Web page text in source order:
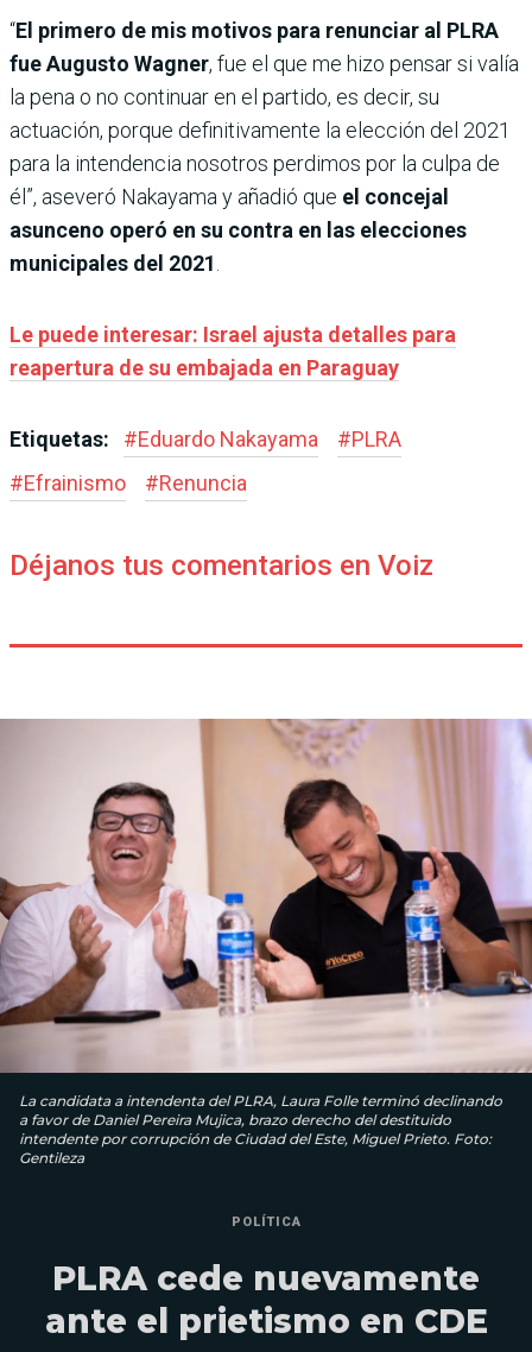
“El primero de mis motivos para renunciar al PLRA
fue Augusto Wagner, fue el que me hizo pensar si valía
la pena o no continuar en el partido, es decir, su
actuación, porque definitivamente la elección del 2021
para la intendencia nosotros perdimos por la culpa de
él”, aseveró Nakayama y añadió que el concejal
asunceno operó en su contra en las elecciones
municipales del 2021
Le puede interesar: Israel ajusta detalles para
reapertura de su embajada en Paraguay
Etiquetas: #Eduardo Nakayama #PLRA
#Efrainismo #Renuncia
Déjanos tus comentarios en Voiz
La candidata a intendenta del PLRA, Laura Folle terminó declinando
a favor de Daniel Pereira Mujica, brazo derecho del destituido
intendente por corrupción de Ciudad del Este, Miguel Prieto. Foto:
Gentileza
POLÍTICA
PLRA cede nuevamente
ante el prietismo en CDE